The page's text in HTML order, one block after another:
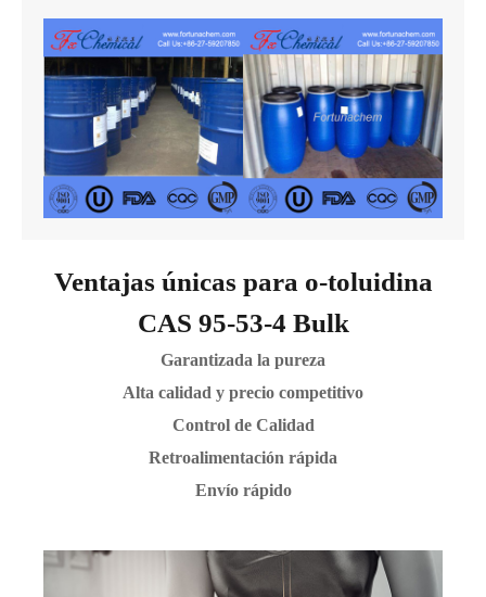
Ventajas únicas para o-toluidina
CAS 95-53-4 Bulk
Garantizada la pureza
Alta calidad y precio competitivo
Control de Calidad
Retroalimentación rápida
Envío rápido